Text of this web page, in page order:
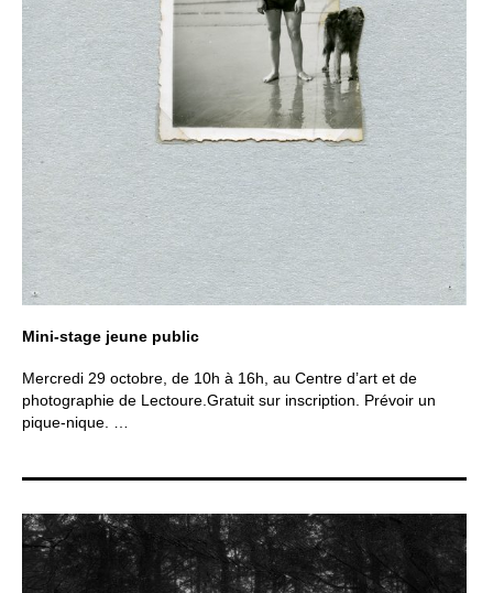
Mini-stage jeune public
Mercredi 29 octobre, de 10h à 16h, au Centre d’art et de
photographie de Lectoure.Gratuit sur inscription. Prévoir un
pique-nique. …